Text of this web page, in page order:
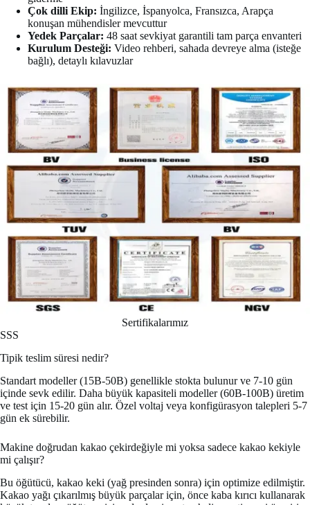
Çok dilli Ekip: İngilizce, İspanyolca, Fransızca, Arapça
konuşan mühendisler mevcuttur
Yedek Parçalar: 48 saat sevkiyat garantili tam parça envanteri
Kurulum Desteği: Video rehberi, sahada devreye alma (isteğe
bağlı), detaylı kılavuzlar
Sertifikalarımız
SSS
Tipik teslim süresi nedir?
Standart modeller (15B-50B) genellikle stokta bulunur ve 7-10 gün
içinde sevk edilir. Daha büyük kapasiteli modeller (60B-100B) üretim
ve test için 15-20 gün alır. Özel voltaj veya konfigürasyon talepleri 5-7
gün ek sürebilir.
Makine doğrudan kakao çekirdeğiyle mi yoksa sadece kakao kekiyle
mi çalışır?
Bu öğütücü, kakao keki (yağ presinden sonra) için optimize edilmiştir.
Kakao yağı çıkarılmış büyük parçalar için, önce kaba kırıcı kullanarak